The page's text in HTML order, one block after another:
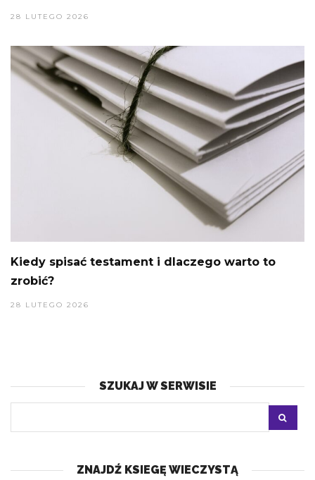
28 LUTEGO 2026
Kiedy spisać testament i dlaczego warto to
zrobić?
28 LUTEGO 2026
SZUKAJ W SERWISIE
ZNAJDŹ KSIEGĘ WIECZYSTĄ